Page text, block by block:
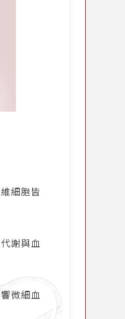
細胞皆
謝與血
微細血